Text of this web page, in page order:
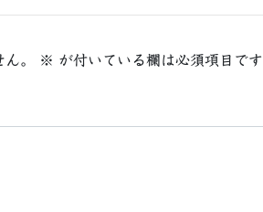
。 ※ が付いている欄は必須項目です